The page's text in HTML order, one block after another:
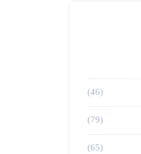
(46)
(79)
(65)